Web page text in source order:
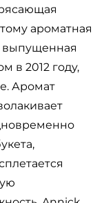
ароматная
выпущенная
в 2012 году,
Аромат